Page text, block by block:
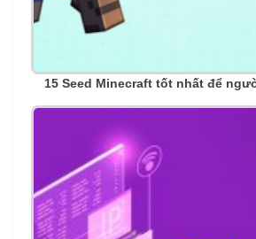
15 Seed Minecraft tốt nhất để